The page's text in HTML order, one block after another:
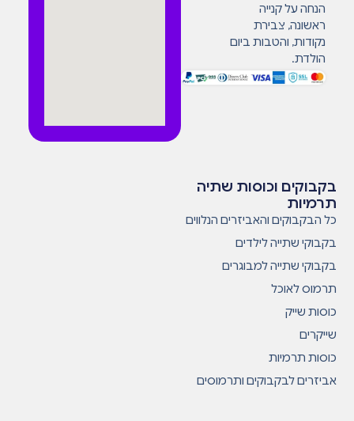
הנחה על קנייה
ראשונה, צבירת
נקודות, והטבות ביום
הולדת.
בקבוקים וכוסות שתיה
תרמיות
כל הבקבוקים והאביזרים הנלווים
בקבוקי שתייה לילדים
בקבוקי שתייה למבוגרים
תרמוס לאוכל
כוסות שייק
שייקרים
כוסות תרמיות
אביזרים לבקבוקים ותרמוסים